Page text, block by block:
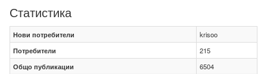
Статистика
Нови потребители
krisoo
Потребители
215
Общо публикации
6504